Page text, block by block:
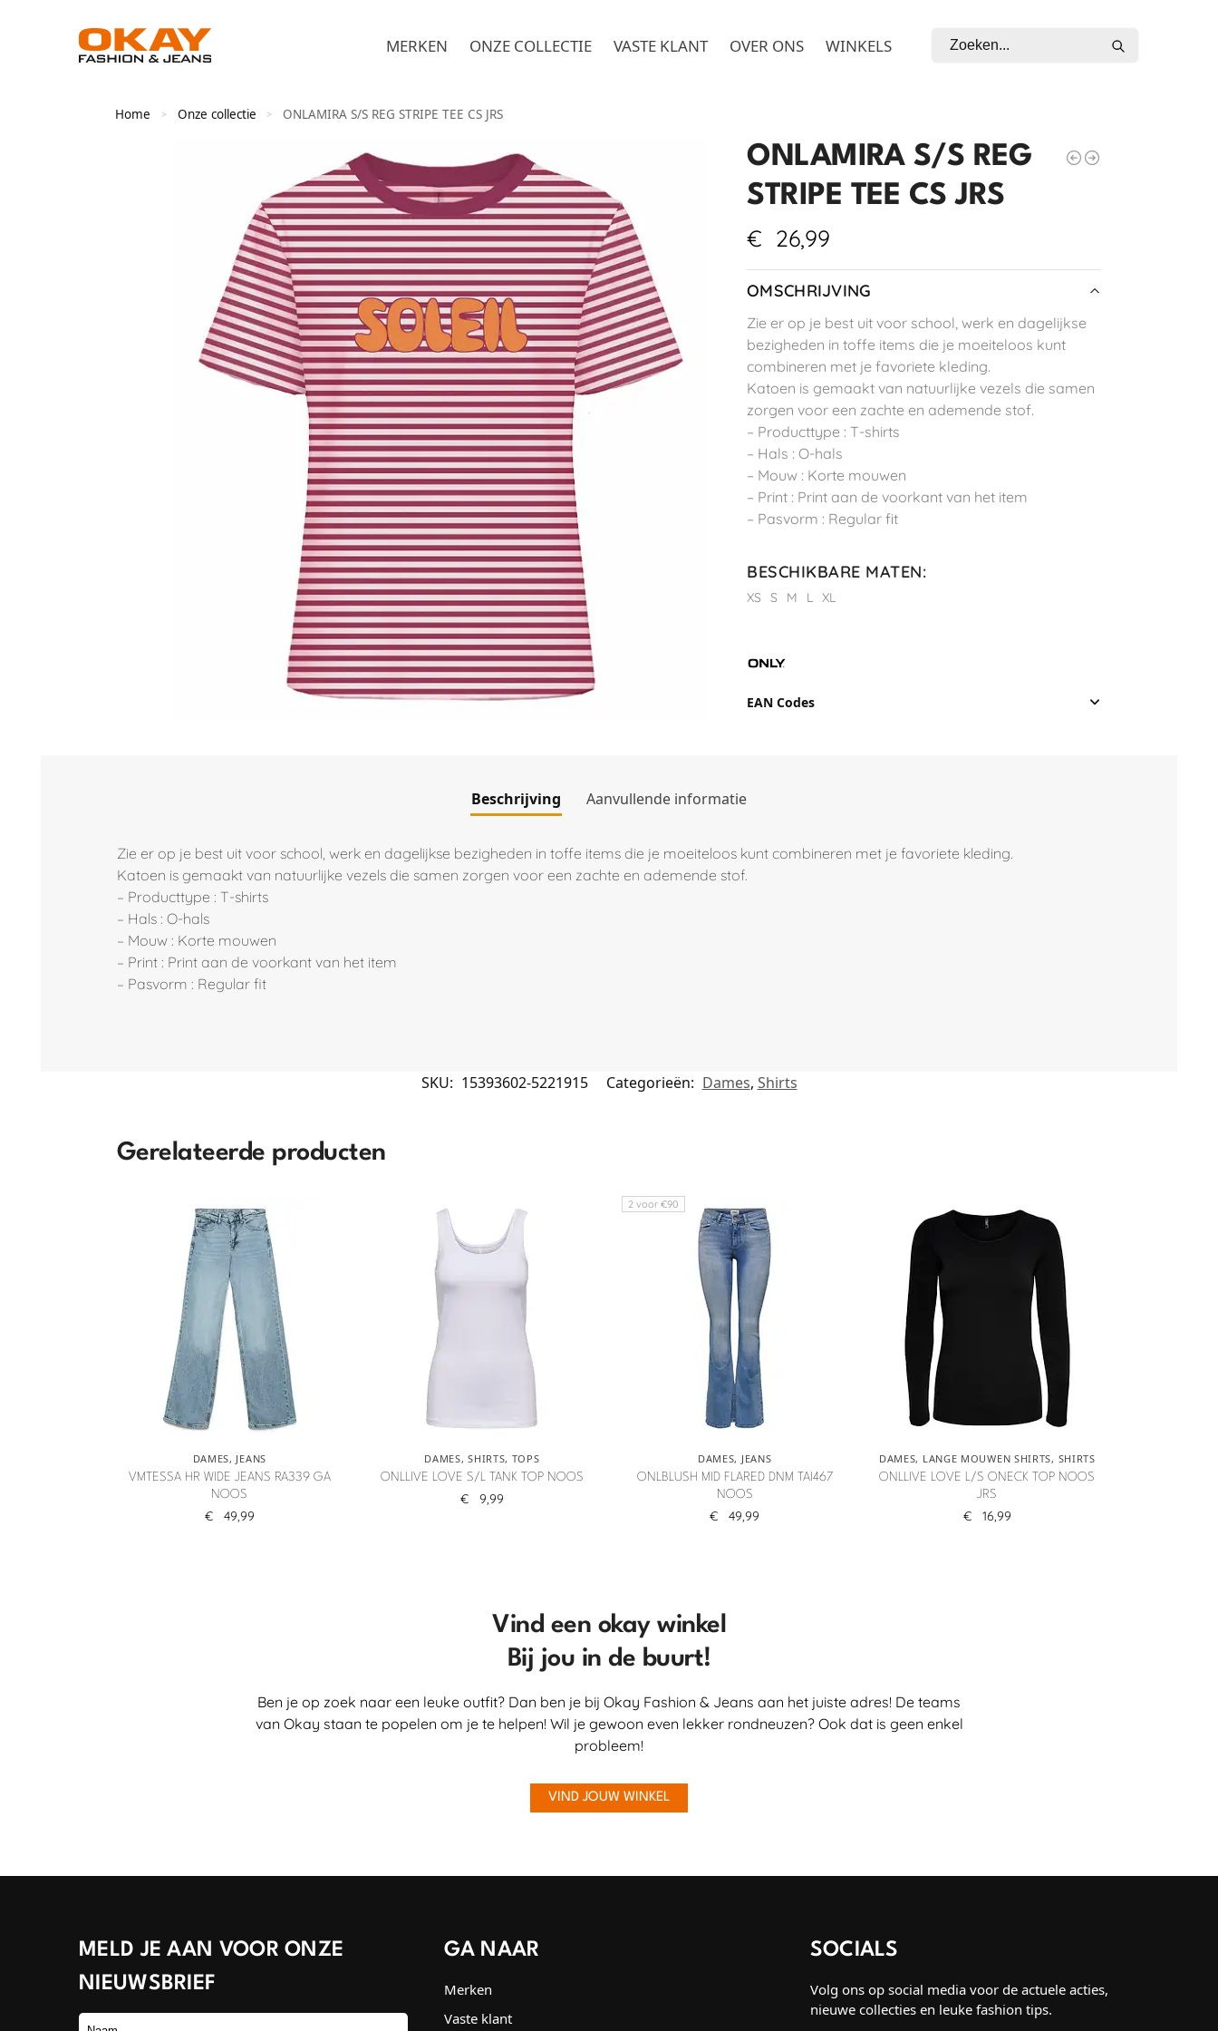
MERKEN ONZE COLLECTIE VASTE KLANT OVER ONS WINKELS
Home > Onze collectie > ONLAMIRA S/S REG STRIPE TEE CS JRS
ONLAMIRA S/S REG
STRIPE TEE CS JRS
€ 26,99
OMSCHRIJVING
Zie er op je best uit voor school, werk en dagelijkse
bezigheden in toffe items die je moeiteloos kunt
combineren met je favoriete kleding.
Katoen is gemaakt van natuurlijke vezels die samen
zorgen voor een zachte en ademende stof.
– Producttype : T-shirts
– Hals : O-hals
– Mouw : Korte mouwen
– Print : Print aan de voorkant van het item
– Pasvorm : Regular fit
BESCHIKBARE MATEN:
XS S M L XL
EAN Codes
Beschrijving Aanvullende informatie
Zie er op je best uit voor school, werk en dagelijkse bezigheden in toffe items die je moeiteloos kunt combineren met je favoriete kleding.
Katoen is gemaakt van natuurlijke vezels die samen zorgen voor een zachte en ademende stof.
– Producttype : T-shirts
– Hals : O-hals
– Mouw : Korte mouwen
– Print : Print aan de voorkant van het item
– Pasvorm : Regular fit
SKU: 15393602-5221915 Categorieën: Dames, Shirts
Gerelateerde producten
DAMES, JEANS
VMTESSA HR WIDE JEANS RA339 GA
NOOS
€ 49,99
DAMES,SHIRTS, TOPS
ONLLIVE LOVE S/L TANK TOP NOOS
€ 9,99
2 voor €90
DAMES, JEANS
ONLBLUSH MID FLARED DNM TAI467
NOOS
€ 49,99
DAMES, LANGE MOUWEN SHIRTS, SHIRTS
ONLLIVE LOVE L/S ONECK TOP NOOS
JRS
€ 16,99
Vind een okay winkel
Bij jou in de buurt!
Ben je op zoek naar een leuke outfit? Dan ben je bij Okay Fashion & Jeans aan het juiste adres! De teams
van Okay staan te popelen om je te helpen! Wil je gewoon even lekker rondneuzen? Ook dat is geen enkel
probleem!
VIND JOUW WINKEL
MELD JE AAN VOOR ONZE
NIEUWSBRIEF
GA NAAR
Merken
Vaste klant
SOCIALS
Volg ons op social media voor de actuele acties,
nieuwe collecties en leuke fashion tips.